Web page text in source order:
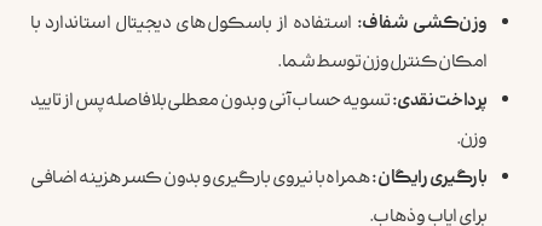
وزن‌کشی شفاف: استفاده از باسکول‌های دیجیتال استاندارد با
امکان کنترل وزن توسط شما.
پرداخت نقدی:تسویه حساب آنی و بدون معطلی بلافاصله پس از تایید
وزن.
بارگیری رایگان:همراه با نیروی بارگیری و بدون کسر هزینه اضافی
برای ایاب و ذهاب.